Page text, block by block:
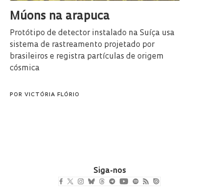
Múons na arapuca
Protótipo de detector instalado na Suíça usa
sistema de rastreamento projetado por
brasileiros e registra partículas de origem
cósmica
POR VICTÓRIA FLÓRIO
Siga-nos